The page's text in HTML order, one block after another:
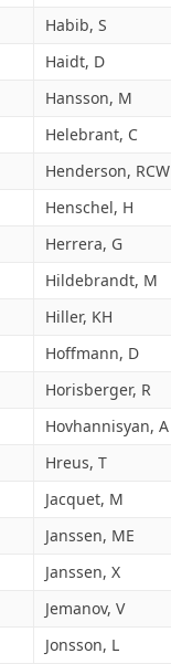
Habib, S
Haidt, D
Hansson, M
Helebrant, C
Henderson, RCW
Henschel, H
Herrera, G
Hildebrandt, M
Hiller, KH
Hoffmann, D
Horisberger, R
Hovhannisyan, A
Hreus, T
Jacquet, M
Janssen, ME
Janssen, X
Jemanov, V
Jonsson, L